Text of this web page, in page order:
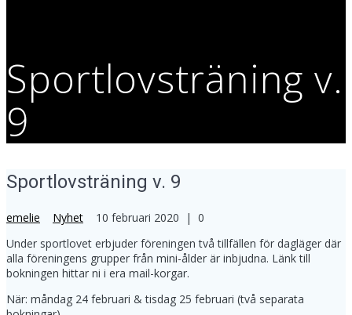
Sportlovsträning v.
9
Sportlovsträning v. 9
emelie Nyhet 10 februari 2020 | 0
Under sportlovet erbjuder föreningen två tillfällen för dagläger där
alla föreningens grupper från mini-ålder är inbjudna. Länk till
bokningen hittar ni i era mail-korgar.
När: måndag 24 februari & tisdag 25 februari (två separata